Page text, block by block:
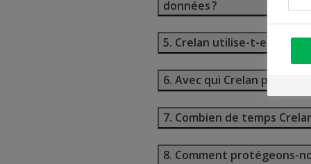
données ?
5. Crelan utilise-t-elle la
6. Avec qui Crelan
7. Combien de temps
8. Comment protégeons-